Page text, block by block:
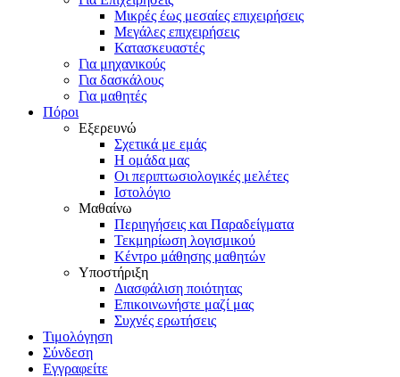
Μικρές έως μεσαίες επιχειρήσεις
Μεγάλες επιχειρήσεις
Κατασκευαστές
Για μηχανικούς
Για δασκάλους
Για μαθητές
Πόροι
Εξερευνώ
Σχετικά με εμάς
Η ομάδα μας
Οι περιπτωσιολογικές μελέτες
Ιστολόγιο
Μαθαίνω
Περιηγήσεις και Παραδείγματα
Τεκμηρίωση λογισμικού
Κέντρο μάθησης μαθητών
Υποστήριξη
Διασφάλιση ποιότητας
Επικοινωνήστε μαζί μας
Συχνές ερωτήσεις
Τιμολόγηση
Σύνδεση
Εγγραφείτε